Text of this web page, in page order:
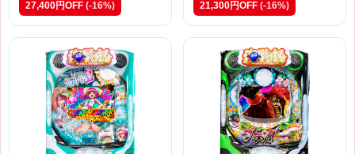
27,400円OFF (-16%) 21,300円OFF (-16%)